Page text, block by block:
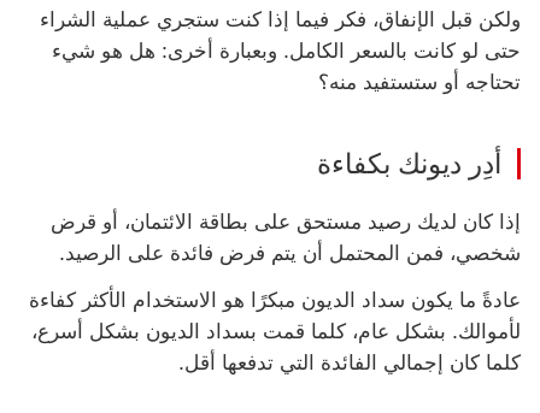
ولكن قبل الإنفاق، فكر فيما إذا كنت ستجري عملية الشراء
حتى لو كانت بالسعر الكامل. وبعبارة أخرى: هل هو شيء
تحتاجه أو ستستفيد منه؟
أدِر ديونك بكفاءة
إذا كان لديك رصيد مستحق على بطاقة الائتمان، أو قرض
شخصي، فمن المحتمل أن يتم فرض فائدة على الرصيد.
عادةً ما يكون سداد الديون مبكرًا هو الاستخدام الأكثر كفاءة
لأموالك. بشكل عام، كلما قمت بسداد الديون بشكل أسرع،
كلما كان إجمالي الفائدة التي تدفعها أقل.